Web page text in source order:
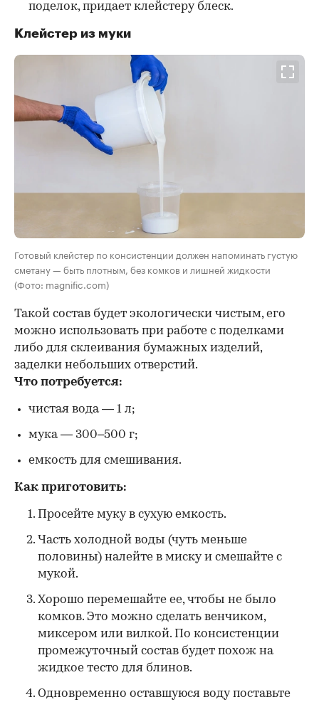
поделок, придает клейстеру блеск.
Клейстер из муки
Готовый клейстер по консистенции должен напоминать густую
сметану — быть плотным, без комков и лишней жидкости
(Фото: magnific.com)
Такой состав будет экологически чистым, его
можно использовать при работе с поделками
либо для склеивания бумажных изделий,
заделки небольших отверстий.
Что потребуется:
чистая вода — 1 л;
мука — 300–500 г;
емкость для смешивания.
Как приготовить:
Просейте муку в сухую емкость.
Часть холодной воды (чуть меньше
половины) налейте в миску и смешайте с
мукой.
Хорошо перемешайте ее, чтобы не было
комков. Это можно сделать венчиком,
миксером или вилкой. По консистенции
промежуточный состав будет похож на
жидкое тесто для блинов.
Одновременно оставшуюся воду поставьте